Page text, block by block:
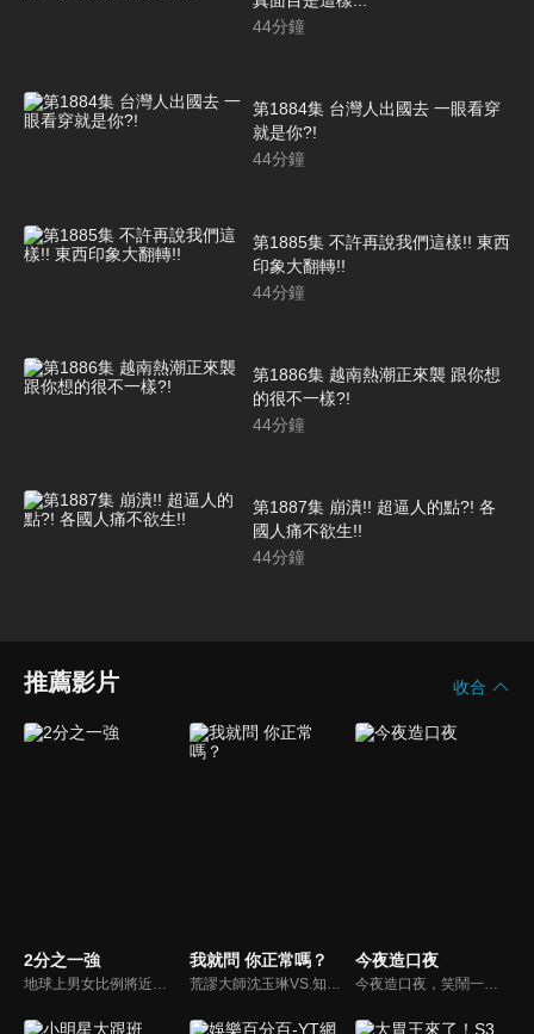
44分鐘
第1884集 台灣人出國去 一眼看穿
就是你?!
44分鐘
第1885集 不許再說我們這樣!! 東西
印象大翻轉!!
44分鐘
第1886集 越南熱潮正來襲 跟你想
的很不一樣?!
44分鐘
第1887集 崩潰!! 超逼人的點?! 各
國人痛不欲生!!
44分鐘
推薦影片 收合
2分之一強 我就問 你正常嗎？ 今夜造口夜
今夜造口夜，笑鬧一整夜。以網路自製嘲諷節目走紅、在網路擁有廣大支持群眾和影響力的主播「視網膜」，藉此一揉合綜藝與喜劇之談話性節目，帶觀眾以輕鬆之方式，瞭解時下最熱門、最能引起共鳴的社會議題、現象和人物。 多元的切入角度、最輕鬆易懂的議題剖析、言論尺度不設限！